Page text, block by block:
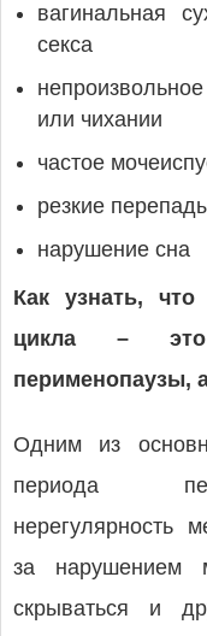
вагинальная
секса
или чихании
частое
резкие
нарушение сна
Как узнать, что
цикла – это
перименопаузы,
Одним из
периода
нерегулярность
за нарушением
скрываться и